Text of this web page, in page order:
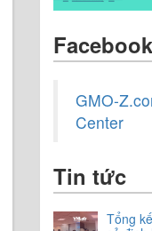
Facebook
GMO-
Center
Tin tức
Tổng